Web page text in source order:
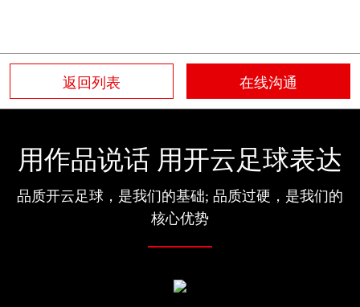
返回列表 在线沟通
用作品说话 用开云足球表达
品质开云足球，是我们的基础; 品质过硬，是我们的
核心优势